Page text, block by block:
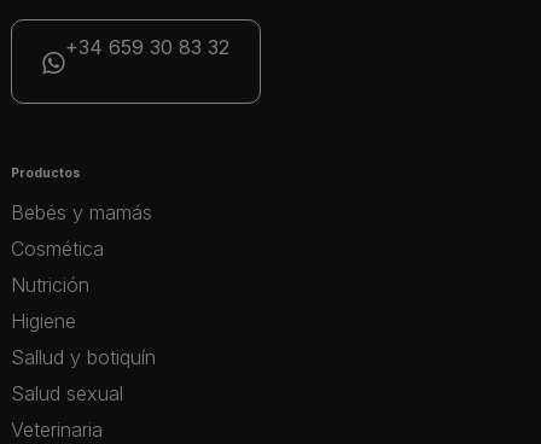
+34 659 30 83 32
Productos
Bebés y mamás
Cosmética
Nutrición
Higiene
Sallud y botiquín
Salud sexual
Veterinaria